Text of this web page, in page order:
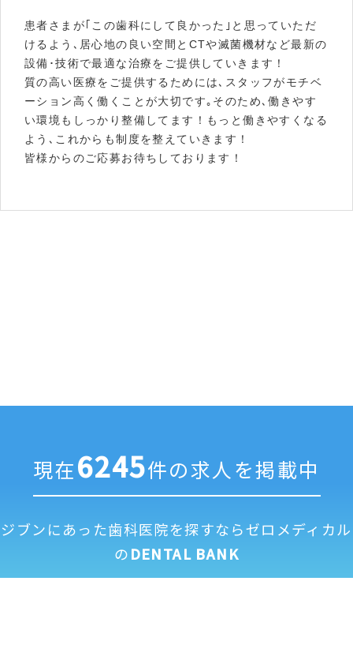
患者さまが｢この歯科にして良かった｣と思っていただ
けるよう､居心地の良い空間とCTや滅菌機材など最新の
設備･技術で最適な治療をご提供していきます！
質の高い医療をご提供するためには､スタッフがモチベ
ーション高く働くことが大切です｡そのため､働きやす
い環境もしっかり整備してます！もっと働きやすくなる
よう､これからも制度を整えていきます！
皆様からのご応募お待ちしております！
現在6245件の求人を掲載中
ジブンにあった歯科医院を探すならゼロメディカル
のDENTAL BANK